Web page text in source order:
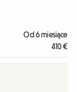
Od 6 miesiące
410 €